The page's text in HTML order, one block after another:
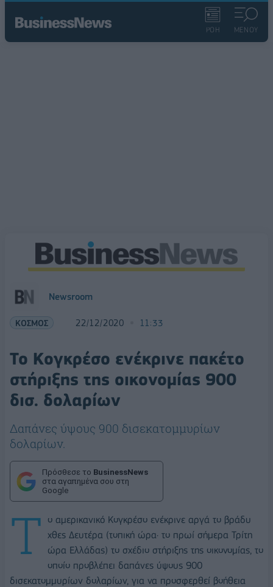
ΡΟΗ ΜΕΝΟΥ
Newsroom
ΚΟΣΜΟΣ 22/12/2020 11:33
Το Κογκρέσο ενέκρινε πακέτο
στήριξης της οικονομίας 900
δισ. δολαρίων
Δαπάνες ύψους 900 δισεκατομμυρίων
δολαρίων.
Πρόσθεσε το BusinessNews
στα αγαπημένα σου στη
Google
Τ
ο αμερικανικό Κογκρέσο ενέκρινε αργά το βράδυ
χθες Δευτέρα (τοπική ώρα· το πρωί σήμερα Τρίτη
ώρα Ελλάδας) το σχέδιο στήριξης της οικονομίας, το
οποίο προβλέπει δαπάνες ύψους 900
δισεκατομμυρίων δολαρίων, για να προσφερθεί βοήθεια